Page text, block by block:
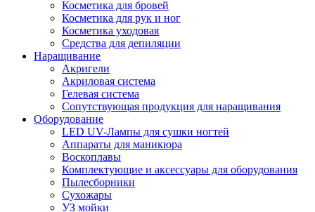
Косметика для бровей
Косметика для рук и ног
Косметика уходовая
Средства для депиляции
Наращивание
Акригели
Акриловая система
Гелевая система
Сопутствующая продукция для наращивания
Оборудование
LED UV-Лампы для сушки ногтей
Аппараты для маникюра
Воскоплавы
Комплектующие и аксессуары для оборудования
Пылесборники
Сухожары
УЗ мойки